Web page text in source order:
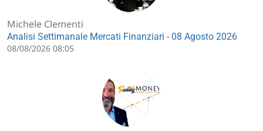
Michele Clementi
Analisi Settimanale Mercati Finanziari - 08 Agosto 2026
08/08/2026 08:05